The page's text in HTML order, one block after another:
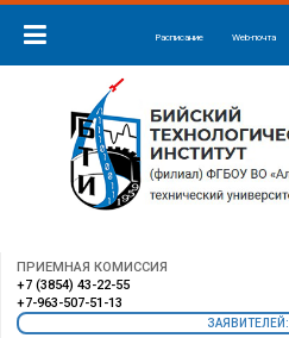
Расписание Web-почта
ПРИЕМНАЯ КОМИССИЯ
+7 (3854) 43-22-55
+7-963-507-51-13
ЗАЯВИТЕЛЕЙ: